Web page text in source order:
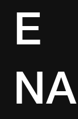
E